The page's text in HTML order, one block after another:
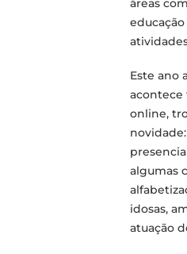
áreas
Este ano
online,
algumas
idosas,
atuação